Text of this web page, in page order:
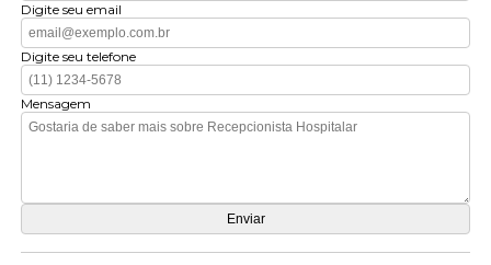
Digite seu email
Digite seu telefone
Mensagem